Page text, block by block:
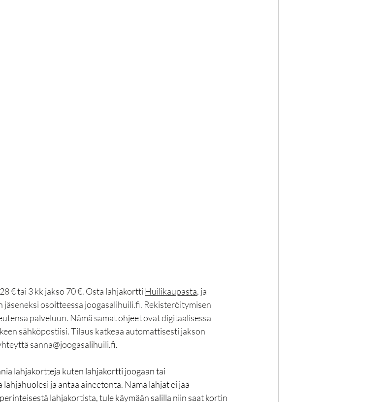
€ tai 3 kk jakso 70 €. Osta lahjakortti Huilikaupasta, ja
jäseneksi osoitteessa joogasalihuili.fi. Rekisteröitymisen
palveluun. Nämä samat ohjeet ovat digitaalisessa
sähköpostiisi. Tilaus katkeaa automattisesti jakson
sanna@joogasalihuili.fi.
lahjakortteja kuten lahjakortti joogaan tai
ja antaa aineetonta. Nämä lahjat ei jää
lahjakortista, tule käymään salilla niin saat kortin